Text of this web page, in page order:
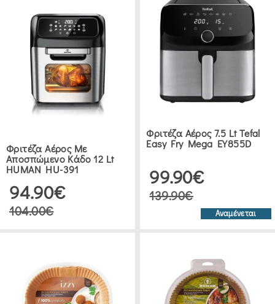
Φριτέζα Αέρος Με
Αποσπώμενο Κάδο 12 Lt
HUMAN HU-391
94.90€
104.00€
Φριτέζα Αέρος 7.5 Lt Tefal
Easy Fry Mega EY855D
99.90€
139.90€
Αναμένεται
ΖΑΧΑΡΟΠΛΑΣΤΙΚΉΣ
(2)
ΜΑΓΕΙΡΙΚΆ
ΣΚΕΎΗ